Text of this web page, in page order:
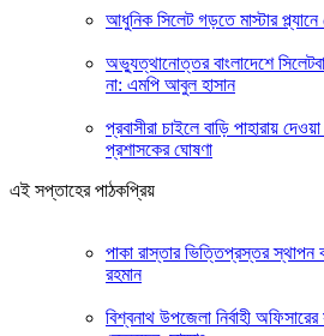
আধুনিক সিলেট গড়তে মাস্টার প্ল্যানে
অভ্যুত্থানোত্তর বাংলাদেশে
না: এমপি আবুল হাসান
প্রবাসীরা চাইলে বাড়ি পাহারায়
প্রশাসকের ঘোষণা
এই সপ্তাহের পাঠকপ্রিয়
পাকা রাস্তার ভিত্তিপ্রস্তর স্থাপন
রহমান
বিশ্বনাথ উপজেলা নির্বাহী